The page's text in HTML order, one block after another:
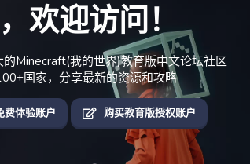
欢迎访问！
Minecraft(我的世界)教育版中文论坛社区
国家，分享最新的资源和攻略
费体验账户 购买教育版授权账户